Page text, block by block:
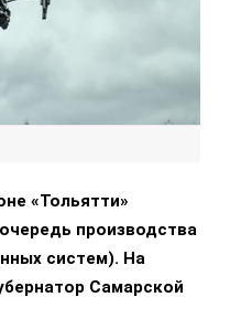
«Тольятти»
производства
систем). На
Самарской